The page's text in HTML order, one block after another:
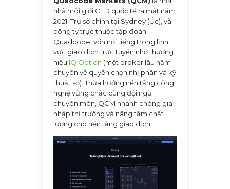
nhà môi giới CFD quốc tế ra mắt năm
2021. Trụ sở chính tại Sydney (Úc), và
công ty trực thuộc tập đoàn
Quadcode, vốn nổi tiếng trong lĩnh
vực giao dịch trực tuyến nhờ thương
hiệu IQ Option (một broker lâu năm
chuyên về quyền chọn nhị phân và kỹ
thuật số). Thừa hưởng nền tảng công
nghệ vững chắc cùng đội ngũ
chuyên môn, QCM nhanh chóng gia
nhập thị trường và nâng tầm chất
lượng cho nền tảng giao dịch.